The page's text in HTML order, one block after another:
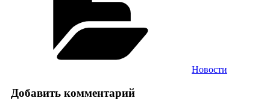
Новости
Добавить комментарий